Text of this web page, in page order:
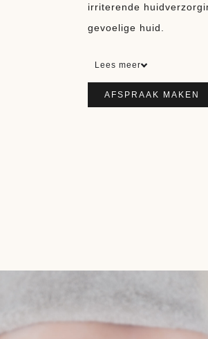
irriterende
gevoelige huid.
Lees meer
AFSPRAAK MAKEN